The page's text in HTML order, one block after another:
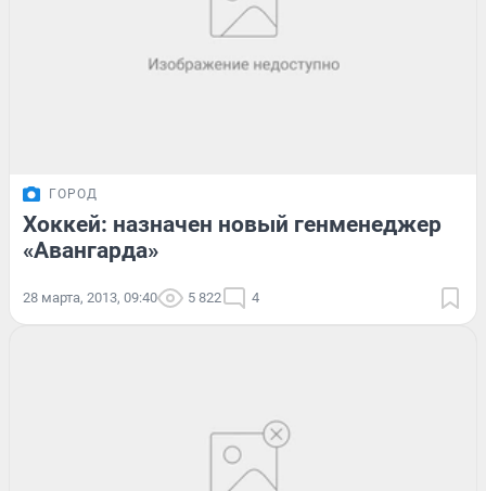
ГОРОД
Хоккей: назначен новый генменеджер
«Авангарда»
28 марта, 2013, 09:40 5 822 4